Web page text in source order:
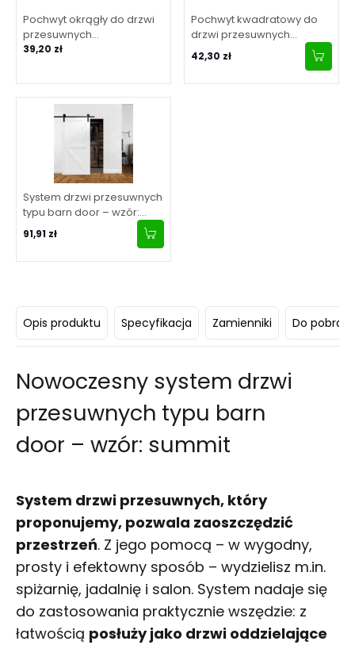
Pochwyt okrągły do drzwi
przesuwnych
wewnętrznych fi 25 mm
39,20 zł
Pochwyt kwadratowy do
drzwi przesuwnych
wewnętrznych 25x25 mm
42,30 zł
System drzwi przesuwnych
typu barn door – wzór:
simple – bez drzwi
91,91 zł
Opis produktu Specyfikacja Zamienniki Do
Nowoczesny system drzwi
przesuwnych typu barn
door – wzór: summit
System drzwi przesuwnych, który
proponujemy, pozwala zaoszczędzić
przestrzeń. Z jego pomocą – w wygodny,
prosty i efektowny sposób – wydzielisz m.in.
spiżarnię, jadalnię i salon. System nadaje się
do zastosowania praktycznie wszędzie: z
łatwością posłuży jako drzwi oddzielające